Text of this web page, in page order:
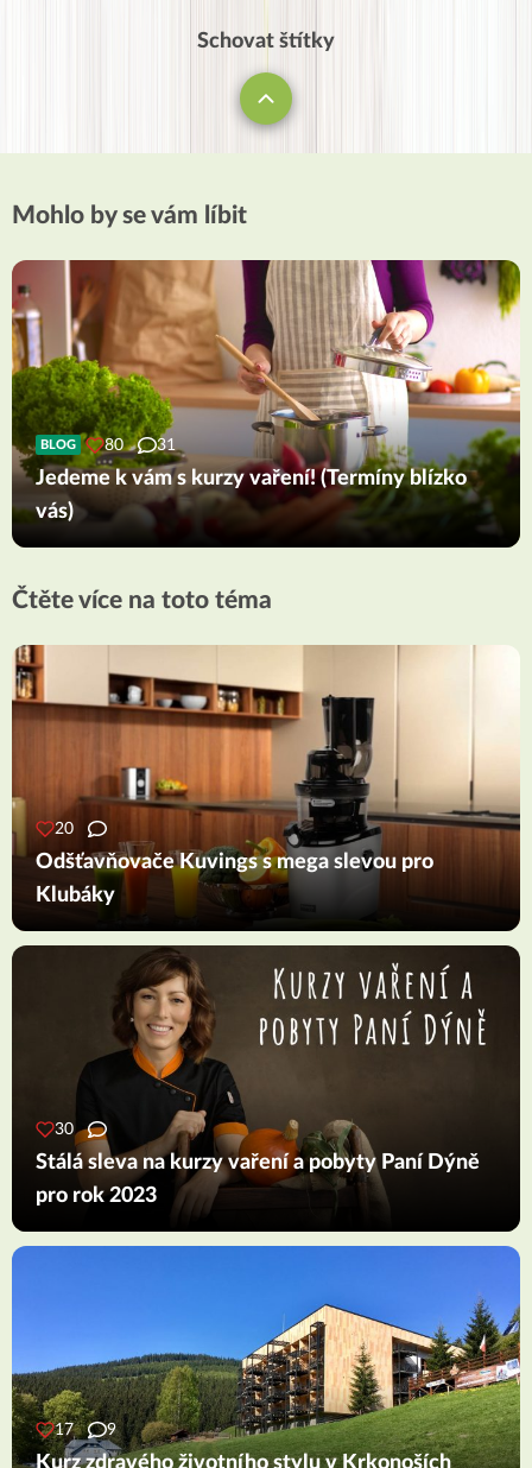
Schovat štítky
Mohlo by se vám líbit
BLOG 80 31
Jedeme k vám s kurzy vaření! (Termíny blízko
vás)
Čtěte více na toto téma
20
Odšťavňovače Kuvings s mega slevou pro
Klubáky
30
Stálá sleva na kurzy vaření a pobyty Paní Dýně
pro rok 2023
17 9
Kurz zdravého životního stylu v Krkonoších